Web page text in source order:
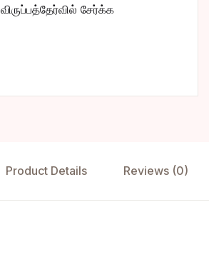
விருப்பத்தேர்வில் சேர்க்க
Product Details Reviews (0)